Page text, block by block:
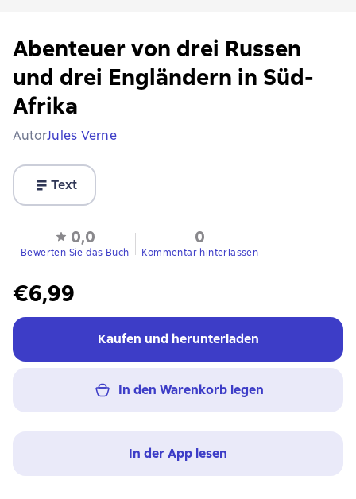
Abenteuer von drei Russen
und drei Engländern in Süd-
Afrika
AutorJules Verne
Text
0,0
Bewerten Sie das Buch
0
Kommentar hinterlassen
€6,99
Kaufen und herunterladen
In den Warenkorb legen
In der App lesen